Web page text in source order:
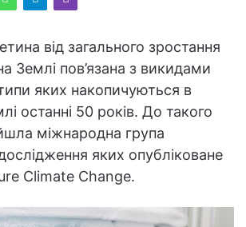
від загального зростання
Землі пов’язана з викидами
типи яких накопичуються в
останні 50 років. До такого
міжнародна група
яких опубліковане
Climate Change.